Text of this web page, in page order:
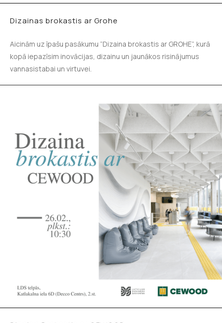
Dizainas brokastis ar Grohe
Aicinām uz īpašu pasākumu “Dizaina brokastis ar GROHE”, kurā
kopā iepazīsim inovācijas, dizainu un jaunākos risinājumus
vannasistabai un virtuvei.